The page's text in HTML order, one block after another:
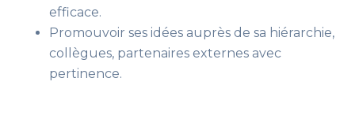
efficace.
Promouvoir ses idées auprès de sa hiérarchie,
collègues, partenaires externes avec
pertinence.